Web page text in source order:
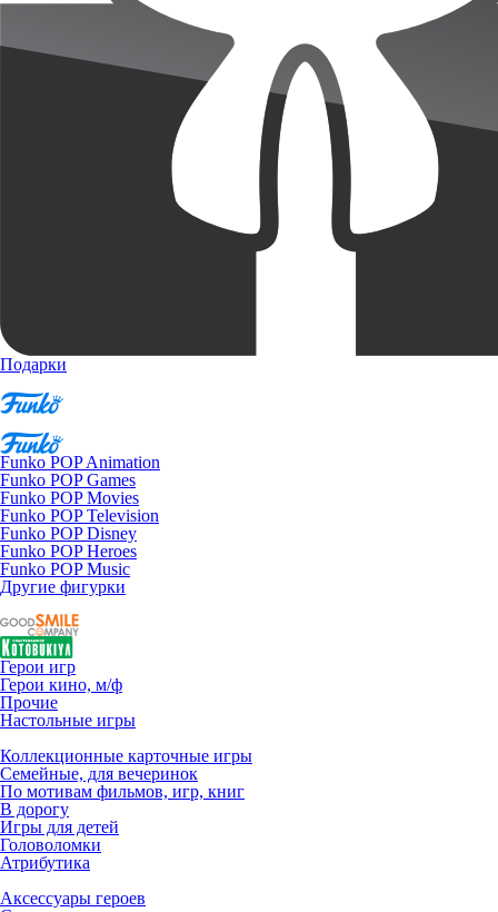
Подарки
Funko POP Animation
Funko POP Games
Funko POP Movies
Funko POP Television
Funko POP Disney
Funko POP Heroes
Funko POP Music
Другие фигурки
Герои игр
Герои кино, м/ф
Прочие
Настольные игры
Коллекционные карточные игры
Семейные, для вечеринок
По мотивам фильмов, игр, книг
В дорогу
Игры для детей
Головоломки
Атрибутика
Аксессуары героев